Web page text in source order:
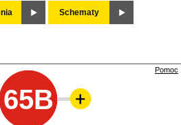
Schematy
65B
Pomoc